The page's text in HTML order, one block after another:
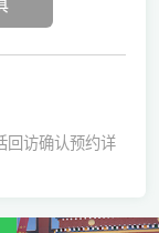
回访确认预约详